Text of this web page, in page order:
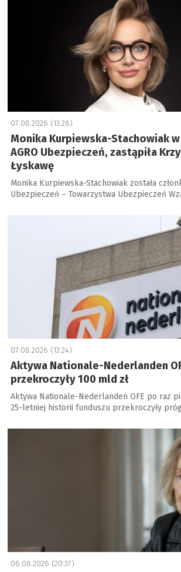
07.08.2026 (13:28)
Monika Kurpiewska-Stachowiak
AGRO Ubezpieczeń, zastąpiła
Łyskawę
Monika Kurpiewska-Stachowiak została
Ubezpieczeń – Towarzystwa Ubezpieczeń
07.08.2026 (13:24)
Aktywa Nationale-Nederlanden
przekroczyły 100 mld zł
Aktywa Nationale-Nederlanden OFE po raz
25-letniej historii funduszu przekroczyły
a
06.08.2026 (20:37)